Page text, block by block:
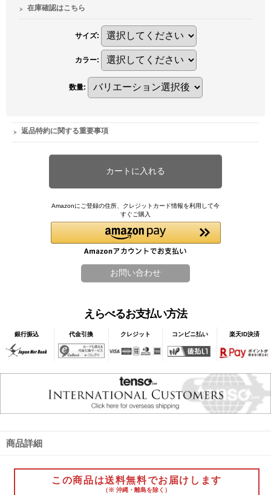
在庫確認はこちら
サイズ:
カラー:
数量:
返品特約に関する重要事項
Amazonにご登録の住所、クレジットカード情報を利用して今
すぐご購入
えらべるお支払い方法
銀行振込 代金引換 クレジット コンビニ払い 楽天ID決済
商品詳細
この商品は送料無料でお届けします
（※ 沖縄・離島を除く）